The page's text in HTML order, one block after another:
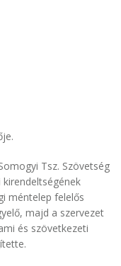
Tsz. Szövetség
méntelep felelős
majd a szervezet
és szövetkezeti